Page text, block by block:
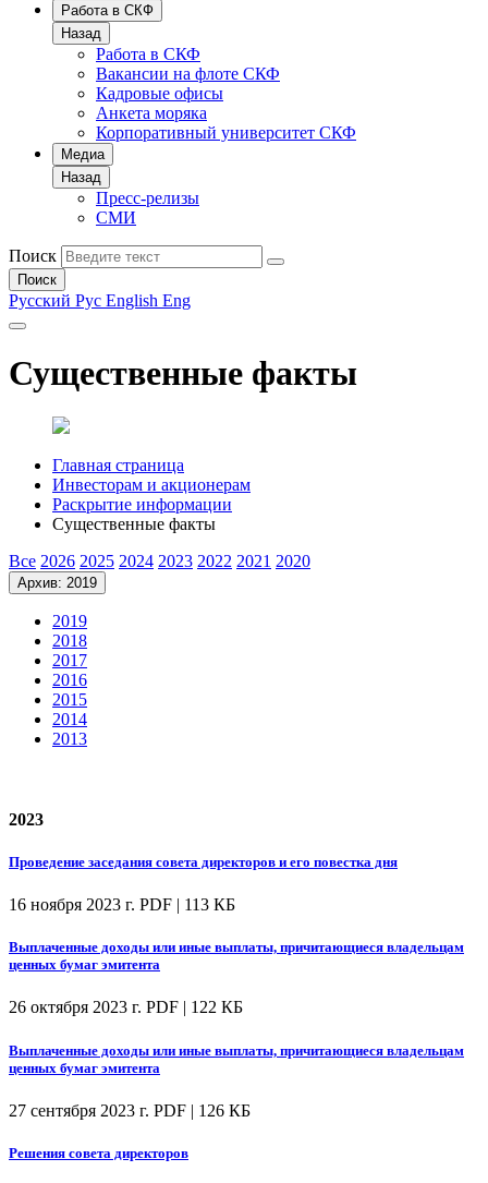
Работа в СКФ
Назад
Работа в СКФ
Вакансии на флоте СКФ
Кадровые офисы
Анкета моряка
Корпоративный университет СКФ
Медиа
Назад
Пресс-релизы
СМИ
Поиск
Поиск
Русский Рус English Eng
Существенные факты
Главная страница
Инвесторам и акционерам
Раскрытие информации
Существенные факты
Все 2026 2025 2024 2023 2022 2021 2020
Архив: 2019
2019
2018
2017
2016
2015
2014
2013
2023
Проведение заседания совета директоров и его повестка дня
16 ноября 2023 г. PDF | 113 КБ
Выплаченные доходы или иные выплаты, причитающиеся владельцам
ценных бумаг эмитента
26 октября 2023 г. PDF | 122 КБ
Выплаченные доходы или иные выплаты, причитающиеся владельцам
ценных бумаг эмитента
27 сентября 2023 г. PDF | 126 КБ
Решения совета директоров